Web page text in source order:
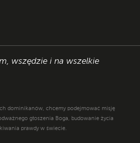
wszędzie i na wszelkie
dominikanów, chcemy podejmować misję
głoszenia Boga, budowanie życia
prawdy w świecie.